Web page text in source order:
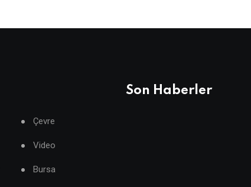
Çevre
Video
Bursa
Son Haberler